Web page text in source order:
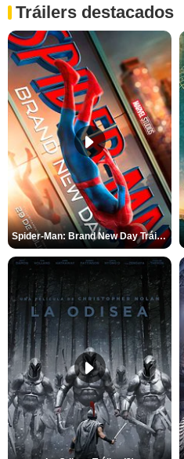
Tráilers destacados
Spider-Man: Brand New Day Tráiler (3)